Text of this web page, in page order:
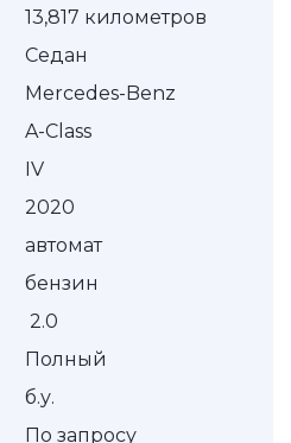
13,817 километров
Седан
Mercedes-Benz
A-Class
IV
2020
автомат
бензин
2.0
Полный
б.у.
По запросу